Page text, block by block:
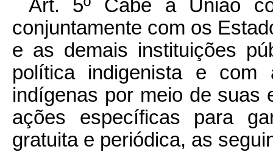
Art. 5º Cabe à União
conjuntamente com os
e as demais instituições
política indigenista e com
indígenas por meio de suas
ações específicas para
gratuita e periódica, as